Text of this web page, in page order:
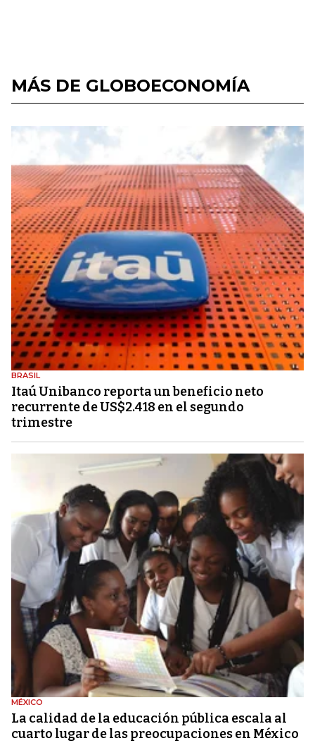
MÁS DE GLOBOECONOMÍA
BRASIL
Itaú Unibanco reporta un beneficio neto
recurrente de US$2.418 en el segundo
trimestre
MÉXICO
La calidad de la educación pública escala al
cuarto lugar de las preocupaciones en México